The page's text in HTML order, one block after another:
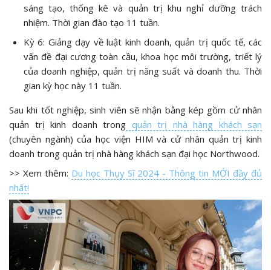
sáng tạo, thống kê và quản trị khu nghỉ dưỡng trách
nhiệm. Thời gian đào tạo 11 tuần.
Kỳ 6: Giảng dạy về luật kinh doanh, quản trị quốc tế, các
vấn đề đại cương toàn cầu, khoa học môi trường, triết lý
của doanh nghiệp, quản trị năng suất và doanh thu. Thời
gian kỳ học này 11 tuần.
Sau khi tốt nghiệp, sinh viên sẽ nhận bằng kép gồm cử nhân
quản trị kinh doanh trong quản trị nhà hàng khách sạn
(chuyên ngành) của học viện HIM và cử nhân quản trị kinh
doanh trong quản trị nhà hàng khách sạn đại học Northwood.
>> Xem thêm: Du học Thụy Sĩ 2024 - Thông tin MỚI đầy đủ
nhất!